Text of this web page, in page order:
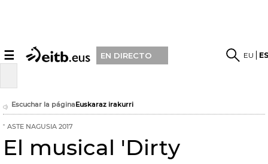
☰ EN DIRECTO EU
Escuchar la páginaEuskaraz irakurri
ASTE NAGUSIA 2017
El musical 'Dirty